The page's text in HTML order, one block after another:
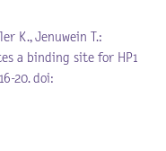
K., Jenuwein T.:
a binding site for HP1
20. doi: